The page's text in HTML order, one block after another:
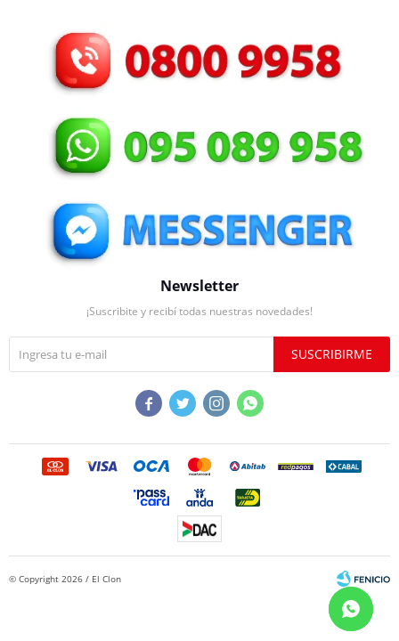
Newsletter
¡Suscribite y recibí todas nuestras novedades!
SUSCRIBIRME
   
© Copyright 2026 / El Clon